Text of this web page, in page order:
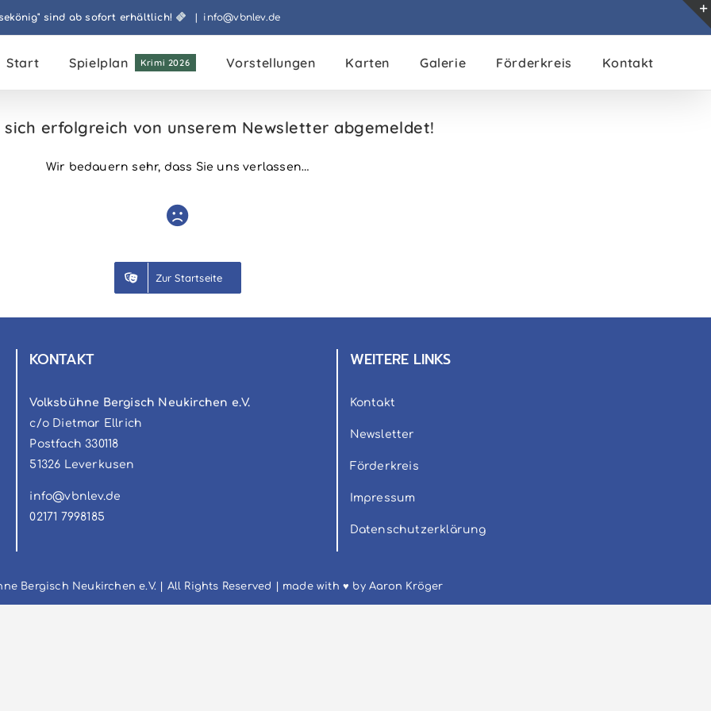
sind ab sofort erhältlich! info@vbnlev.de
Start Spielplan Krimi 2026 Vorstellungen Karten Galerie Förderkreis Kontakt
sich erfolgreich von unserem Newsletter abgemeldet!
Wir bedauern sehr, dass Sie uns verlassen…
Zur Startseite
KONTAKT
Volksbühne Bergisch Neukirchen e.V.
c/o Dietmar Ellrich
Postfach 330118
51326 Leverkusen
info@vbnlev.de
‭02171 7998185‬
WEITERE LINKS
Kontakt
Newsletter
Förderkreis
Impressum
Datenschutzerklärung
Bergisch Neukirchen e.V. | All Rights Reserved | made with ♥ by Aaron Kröger